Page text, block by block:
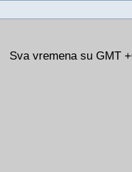
Sva vremena su GMT